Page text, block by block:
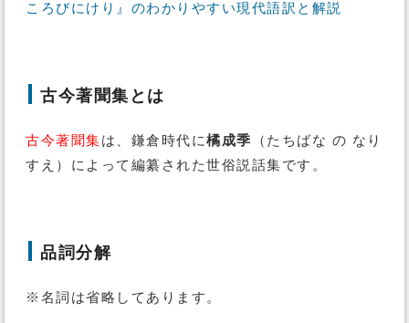
ころびにけり』のわかりやすい現代語訳と解説
古今著聞集とは
古今著聞集は、鎌倉時代に橘成季 （たちばな の なり
すえ）によって編纂された世俗説話集です。
品詞分解
※名詞は省略してあります。